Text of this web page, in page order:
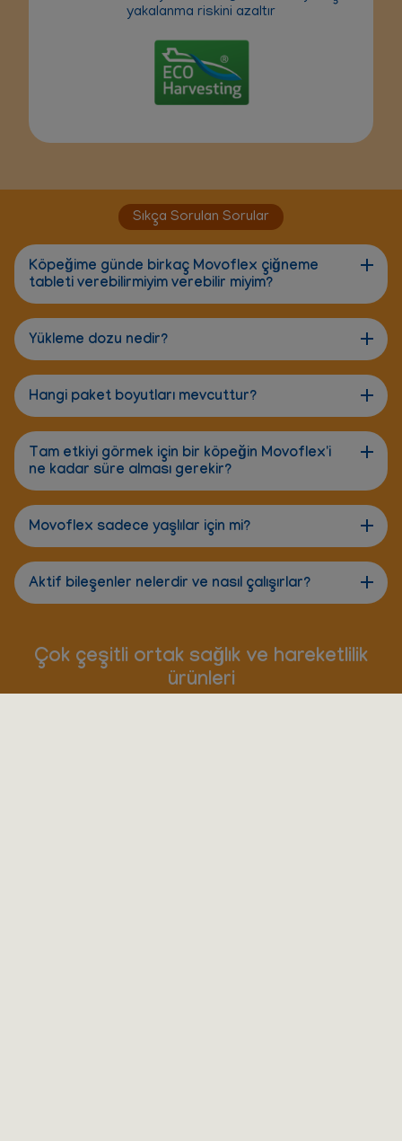
yakalanma riskini azaltır
Sıkça Sorulan Sorular
Köpeğime günde birkaç Movoflex çiğneme
tableti verebilirmiyim verebilir miyim?
Yükleme dozu nedir?
Hangi paket boyutları mevcuttur?
Tam etkiyi görmek için bir köpeğin Movoflex'i
ne kadar süre alması gerekir?
Movoflex sadece yaşlılar için mi?
Aktif bileşenler nelerdir ve nasıl çalışırlar?
Çok çeşitli ortak sağlık ve hareketlilik
ürünleri